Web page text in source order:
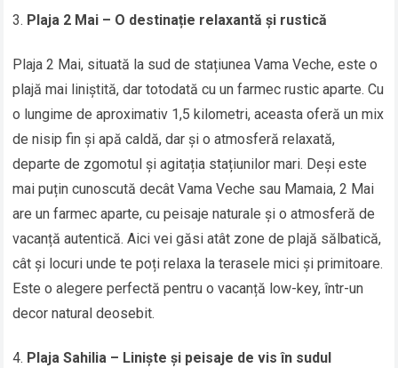
Plaja 2 Mai – O destinație relaxantă și rustică
Plaja 2 Mai, situată la sud de stațiunea Vama Veche, este o
plajă mai liniștită, dar totodată cu un farmec rustic aparte. Cu
o lungime de aproximativ 1,5 kilometri, aceasta oferă un mix
de nisip fin și apă caldă, dar și o atmosferă relaxată,
departe de zgomotul și agitația stațiunilor mari. Deși este
mai puțin cunoscută decât Vama Veche sau Mamaia, 2 Mai
are un farmec aparte, cu peisaje naturale și o atmosferă de
vacanță autentică. Aici vei găsi atât zone de plajă sălbatică,
cât și locuri unde te poți relaxa la terasele mici și primitoare.
Este o alegere perfectă pentru o vacanță low-key, într-un
decor natural deosebit.
Plaja Sahilia – Liniște și peisaje de vis în sudul